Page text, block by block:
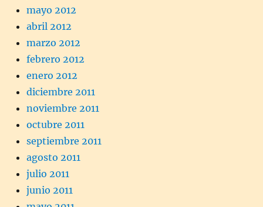
mayo 2012
abril 2012
marzo 2012
febrero 2012
enero 2012
diciembre 2011
noviembre 2011
octubre 2011
septiembre 2011
agosto 2011
julio 2011
junio 2011